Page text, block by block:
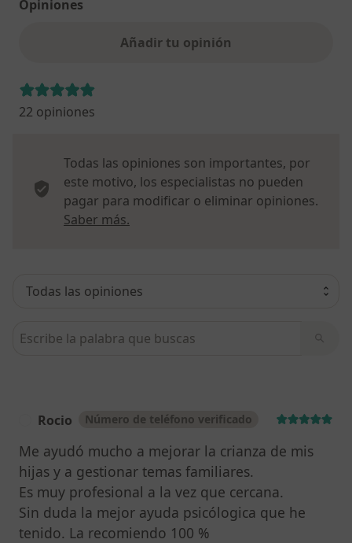
Opiniones
Añadir tu opinión
22 opiniones
Todas las opiniones son importantes, por
este motivo, los especialistas no pueden
pagar para modificar o eliminar opiniones.
Saber más.
Busca en opiniones
Rocio Número de teléfono verificado
Me ayudó mucho a mejorar la crianza de mis
hijas y a gestionar temas familiares.
Es muy profesional a la vez que cercana.
Sin duda la mejor ayuda psicólogica que he
tenido. La recomiendo 100 %